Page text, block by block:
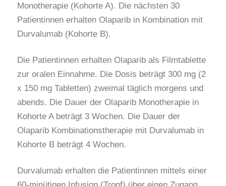
Monotherapie (Kohorte A). Die nächsten 30
Patientinnen erhalten Olaparib in Kombination mit
Durvalumab (Kohorte B).
Die Patientinnen erhalten Olaparib als Filmtablette
zur oralen Einnahme. Die Dosis beträgt 300 mg (2
x 150 mg Tabletten) zweimal täglich morgens und
abends. Die Dauer der Olaparib Monotherapie in
Kohorte A beträgt 3 Wochen. Die Dauer der
Olaparib Kombinationstherapie mit Durvalumab in
Kohorte B beträgt 4 Wochen.
Durvalumab erhalten die Patientinnen mittels einer